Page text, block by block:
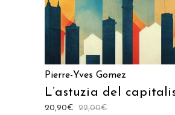
Pierre-Yves Gomez
L’astuzia del
22,00€
20,90€